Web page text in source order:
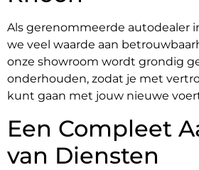
Als gerenommeerde autodealer
we veel waarde aan
onze showroom wordt grondig
onderhouden, zodat je met
kunt gaan met jouw nieuwe
Een Compleet
van Diensten